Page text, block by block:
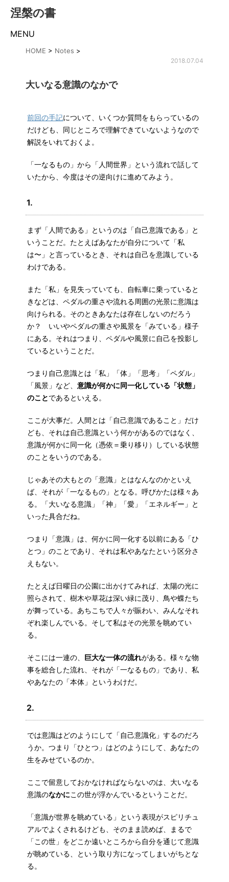
涅槃の書
MENU
HOME > Notes >
2018.07.04
大いなる意識のなかで
前回の手記について、いくつか質問をもらっているの
だけども、同じところで理解できていないようなので
解説をいれておくよ。
「一なるもの」から「人間世界」という流れで話して
いたから、今度はその逆向けに進めてみよう。
1.
まず「人間である」というのは「自己意識である」と
いうことだ。たとえばあなたが自分について「私
は〜」と言っているとき、それは自己を意識している
わけである。
また「私」を見失っていても、自転車に乗っていると
きなどは、ペダルの重さや流れる周囲の光景に意識は
向けられる。そのときあなたは存在しないのだろう
か？ いいやペダルの重さや風景を「みている」様子
にある。それはつまり、ペダルや風景に自己を投影し
ているということだ。
つまり自己意識とは「私」「体」「思考」「ペダル」
「風景」など、意識が何かに同一化している「状態」
のことであるといえる。
ここが大事だ。人間とは「自己意識であること」だけ
ども、それは自己意識という何かがあるのではなく、
意識が何かに同一化（憑依＝乗り移り）している状態
のことをいうのである。
じゃあその大もとの「意識」とはなんなのかといえ
ば、それが「一なるもの」となる。呼びかたは様々あ
る。「大いなる意識」「神」「愛」「エネルギー」と
いった具合だね。
つまり「意識」は、何かに同一化する以前にある「ひ
とつ」のことであり、それは私やあなたという区分さ
えもない。
たとえば日曜日の公園に出かけてみれば、太陽の光に
照らされて、樹木や草花は深い緑に茂り、鳥や蝶たち
が舞っている。あちこちで人々が賑わい、みんなそれ
ぞれ楽しんでいる。そして私はその光景を眺めてい
る。
そこには一連の、 巨大な一体の流れがある。様々な物
事を総合した流れ、それが「一なるもの」であり、私
やあなたの「本体」というわけだ。
2.
では意識はどのようにして「自己意識化」するのだろ
うか。つまり「ひとつ」はどのようにして、あなたの
生をみせているのか。
ここで留意しておかなければならないのは、大いなる
意識のなかにこの世が浮かんでいるということだ。
「意識が世界を眺めている」という表現がスピリチュ
アルでよくされるけども、そのまま読めば、まるで
「この世」をどこか遠いところから自分を通じて意識
が眺めている、という取り方になってしまいがちとな
る。